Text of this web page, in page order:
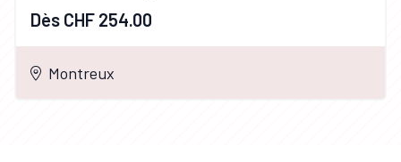
Dès CHF 254.00
Montreux